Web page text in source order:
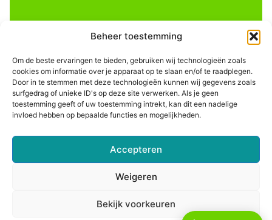
Beheer toestemming
Om de beste ervaringen te bieden, gebruiken wij technologieën zoals
cookies om informatie over je apparaat op te slaan en/of te raadplegen.
Door in te stemmen met deze technologieën kunnen wij gegevens zoals
surfgedrag of unieke ID's op deze site verwerken. Als je geen
toestemming geeft of uw toestemming intrekt, kan dit een nadelige
invloed hebben op bepaalde functies en mogelijkheden.
Accepteren
Weigeren
Bekijk voorkeuren
Informatie